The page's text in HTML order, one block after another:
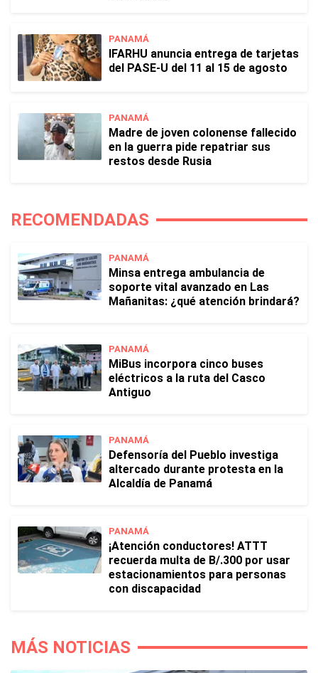
PANAMÁ
IFARHU anuncia entrega de tarjetas
del PASE-U del 11 al 15 de agosto
PANAMÁ
Madre de joven colonense fallecido
en la guerra pide repatriar sus
restos desde Rusia
RECOMENDADAS
PANAMÁ
Minsa entrega ambulancia de
soporte vital avanzado en Las
Mañanitas: ¿qué atención brindará?
PANAMÁ
MiBus incorpora cinco buses
eléctricos a la ruta del Casco
Antiguo
PANAMÁ
Defensoría del Pueblo investiga
altercado durante protesta en la
Alcaldía de Panamá
PANAMÁ
¡Atención conductores! ATTT
recuerda multa de B/.300 por usar
estacionamientos para personas
con discapacidad
MÁS NOTICIAS